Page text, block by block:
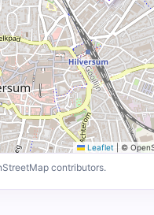
Leaflet ©
contributors.